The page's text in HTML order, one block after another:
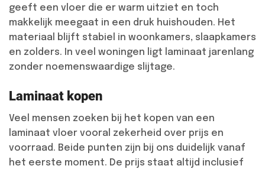
geeft een vloer die er warm uitziet en toch
makkelijk meegaat in een druk huishouden. Het
materiaal blijft stabiel in woonkamers, slaapkamers
en zolders. In veel woningen ligt laminaat jarenlang
zonder noemenswaardige slijtage.
Laminaat kopen
Veel mensen zoeken bij het kopen van een
laminaat vloer vooral zekerheid over prijs en
voorraad. Beide punten zijn bij ons duidelijk vanaf
het eerste moment. De prijs staat altijd inclusief